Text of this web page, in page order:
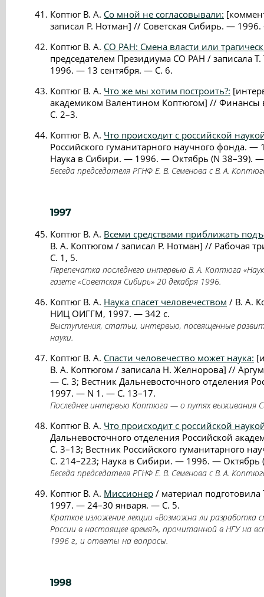
Коптюг В. А. Со мной не согласовывали:
записал Р. Нотман] // Советская Сибирь. —
Коптюг В. А. СО РАН: Смена власти или
председателем Президиума СО РАН / записала
1996. — 13 сентября. — С. 6.
Коптюг В. А. Что же мы хотим построить?:
академиком Валентином Коптюгом] //
С. 2–3.
Коптюг В. А. Что происходит с российской
Российского гуманитарного научного фонда.
Наука в Сибири. — 1996. — Октябрь (N 38–39).
Беседа председателя РГНФ Е. В. Семенова с В. А.
1997
Коптюг В. А. Всеми средствами приближать
В. А. Коптюгом / записал Р. Нотман] // Рабочая
С. 1, 5.
Перепечатка последнего интервью В. А. Коптюга
газете «Советская Сибирь» 20 декабря 1996.
Коптюг В. А. Наука спасет человечеством / В. А.
НИЦ ОИГГМ, 1997. — 342 с.
Выступления, статьи, интервью, посвященные
науки.
Коптюг В. А. Спасти человечество может наука:
В. А. Коптюгом / записала Н. Желнорова] //
— С. 3; Вестник Дальневосточного отделения
1997. — N 1. — С. 13–17.
Последнее интервью Коптюга — о путях выживания
Коптюг В. А. Что происходит с российской
Дальневосточного отделения Российской
С. 3–13; Вестник Российского гуманитарного
С. 214–223; Наука в Сибири. — 1996. — Октябрь
Беседа председателя РГНФ Е. В. Семенова с В. А.
Коптюг В. А. Миссионер / материал
1997. — 24–30 января. — С. 5.
Краткое изложение лекции «Возможна ли разработка
России в настоящее время?», прочитанной в НГУ на
1996 г., и ответы на вопросы.
1998